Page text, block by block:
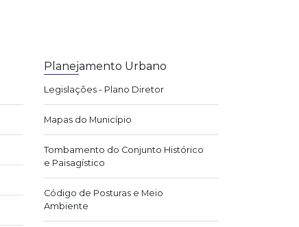
Planejamento Urbano
Legislações - Plano Diretor
Mapas do Município
Tombamento do Conjunto Histórico
e Paisagístico
Código de Posturas e Meio
Ambiente